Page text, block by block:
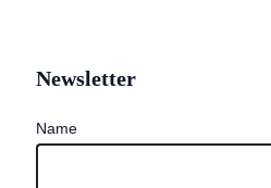
Newsletter
Name